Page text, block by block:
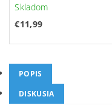
Skladom
€11,99
POPIS
DISKUSIA